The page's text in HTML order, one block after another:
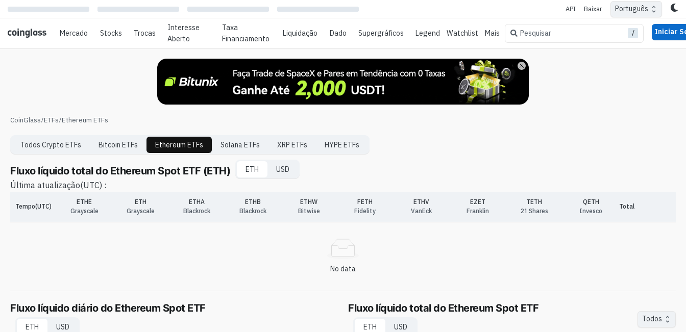
API Baixar Português
Mercado Stocks Trocas
Interesse
Aberto
Taxa
Financiamento
Liquidação Dado Supergráficos Legend Watchlist Mais Pesquisar / Iniciar
CoinGlass/ETFs/Ethereum ETFs
Todos Crypto ETFs Bitcoin ETFs Ethereum ETFs Solana ETFs XRP ETFs HYPE ETFs
Fluxo líquido total do Ethereum Spot ETF (ETH) ETH USD
Última atualização(UTC) :
Tempo(UTC)
ETHE
Grayscale
ETH
Grayscale
ETHA
Blackrock
ETHB
Blackrock
ETHW
Bitwise
FETH
Fidelity
ETHV
VanEck
EZET
Franklin
TETH
21 Shares
QETH
Invesco
Total
No data
Fluxo líquido diário do Ethereum Spot ETF
ETH USD
Fluxo líquido total do Ethereum Spot ETF
ETH USD
Todos